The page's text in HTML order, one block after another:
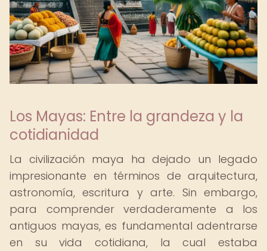
Los Mayas: Entre la grandeza y la
cotidianidad
La civilización maya ha dejado un legado
impresionante en términos de arquitectura,
astronomía, escritura y arte. Sin embargo,
para comprender verdaderamente a los
antiguos mayas, es fundamental adentrarse
en su vida cotidiana, la cual estaba